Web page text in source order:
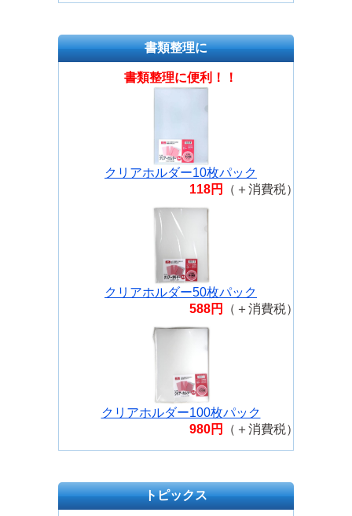
キングジム シンプリーズクリアー
ファイル差替式25P黒 138SPWク
ロ
書類整理に
書類整理に便利！！
クリアホルダー10枚パック
118円
（＋消費税）
クリアホルダー50枚パック
588円
（＋消費税）
クリアホルダー100枚パック
980円
（＋消費税）
トピックス